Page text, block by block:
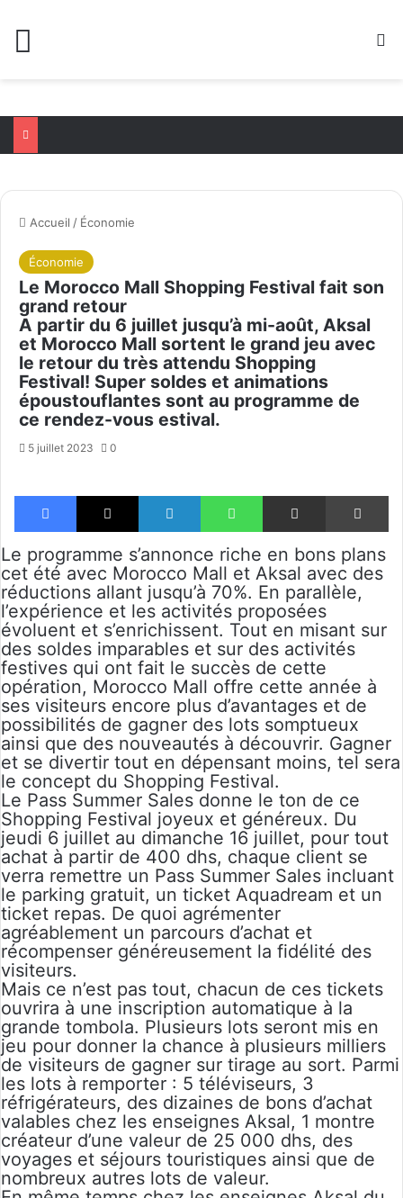
Accueil / Économie
Économie
Le Morocco Mall Shopping Festival fait son
grand retour
A partir du 6 juillet jusqu’à mi-août, Aksal
et Morocco Mall sortent le grand jeu avec
le retour du très attendu Shopping
Festival! Super soldes et animations
époustouflantes sont au programme de
ce rendez-vous estival.
5 juillet 2023 0
Facebook X Linkedin WhatsApp Partager par email
Le programme s’annonce riche en bons plans
cet été avec Morocco Mall et Aksal avec des
réductions allant jusqu’à 70%. En parallèle,
l’expérience et les activités proposées
évoluent et s’enrichissent. Tout en misant sur
des soldes imparables et sur des activités
festives qui ont fait le succès de cette
opération, Morocco Mall offre cette année à
ses visiteurs encore plus d’avantages et de
possibilités de gagner des lots somptueux
ainsi que des nouveautés à découvrir. Gagner
et se divertir tout en dépensant moins, tel sera
le concept du Shopping Festival.
Le Pass Summer Sales donne le ton de ce
Shopping Festival joyeux et généreux. Du
jeudi 6 juillet au dimanche 16 juillet, pour tout
achat à partir de 400 dhs, chaque client se
verra remettre un Pass Summer Sales incluant
le parking gratuit, un ticket Aquadream et un
ticket repas. De quoi agrémenter
agréablement un parcours d’achat et
récompenser généreusement la fidélité des
visiteurs.
Mais ce n’est pas tout, chacun de ces tickets
ouvrira à une inscription automatique à la
grande tombola. Plusieurs lots seront mis en
jeu pour donner la chance à plusieurs milliers
de visiteurs de gagner sur tirage au sort. Parmi
les lots à remporter : 5 téléviseurs, 3
réfrigérateurs, des dizaines de bons d’achat
valables chez les enseignes Aksal, 1 montre
créateur d’une valeur de 25 000 dhs, des
voyages et séjours touristiques ainsi que de
nombreux autres lots de valeur.